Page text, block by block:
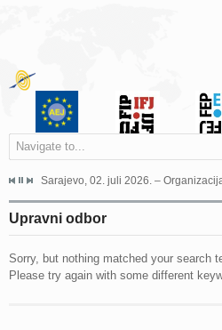
Navigate to...
Grada Sarajeva povodom Dana Sarajeva
Sarajevo, 02. juli 2026. –
Upravni odbor
Sorry, but nothing matched your search
Please try again with some different